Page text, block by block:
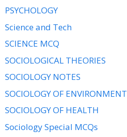
PSYCHOLOGY
Science and Tech
SCIENCE MCQ
SOCIOLOGICAL THEORIES
SOCIOLOGY NOTES
SOCIOLOGY OF ENVIRONMENT
SOCIOLOGY OF HEALTH
Sociology Special MCQs